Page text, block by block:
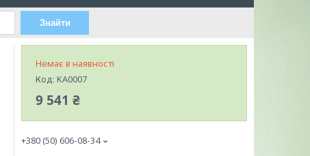
Знайти
Немає в наявності
Код: KA0007
9 541 ₴
+380 (50) 606-08-34